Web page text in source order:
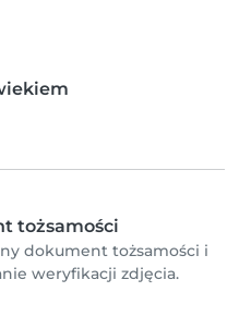
tożsamości
dokument tożsamości i
weryfikacji zdjęcia.